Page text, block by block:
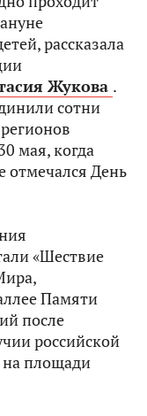
рассказала
Жукова .
сотни
мая, когда
отмечался День
«Шествие
Памяти
после
российской
на площади